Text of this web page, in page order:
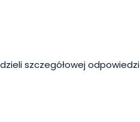
szczegółowej odpowiedzi